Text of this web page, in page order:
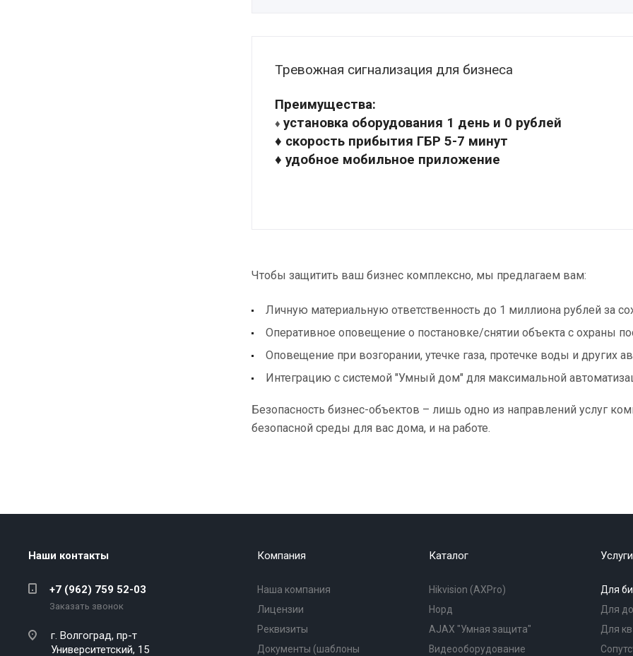
Тревожная сигнализация для бизнеса
Преимущества:
♦ установка оборудования 1 день и 0 рублей
♦ скорость прибытия ГБР 5-7 минут
♦ удобное мобильное приложение
Чтобы защитить ваш бизнес комплексно, мы предлагаем вам:
Личную материальную ответственность до 1 миллиона рублей за
Оперативное оповещение о постановке/снятии объекта с охраны
Оповещение при возгорании, утечке газа, протечке воды и других
Интеграцию с системой "Умный дом" для максимальной
Безопасность бизнес-объектов – лишь одно из направлений услуг
безопасной среды для вас дома, и на работе.
Наши контакты
+7 (962) 759 52-03
Заказать звонок
г. Волгоград, пр-т
Университетский, 15
Компания
Наша компания
Лицензии
Реквизиты
Документы (шаблоны
Каталог
Hikvision (AXPro)
Норд
AJAX "Умная защита"
Видеооборудование
Услуги
Для
Для
Для